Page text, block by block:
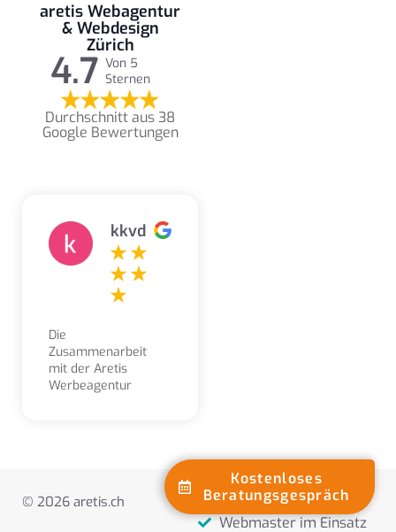
aretis Webagentur
& Webdesign
Zürich
4.7 Von 5
Sternen
Durchschnitt aus 38
Google Bewertungen
kkvd
Die
Zusammenarbeit
mit der Aretis
Werbeagentur
Gestaltungsarbeiten
Kostenloses
Beratungsgespräch
© 2026 aretis.ch
Webseiten erstellen
Webmaster im Einsatz